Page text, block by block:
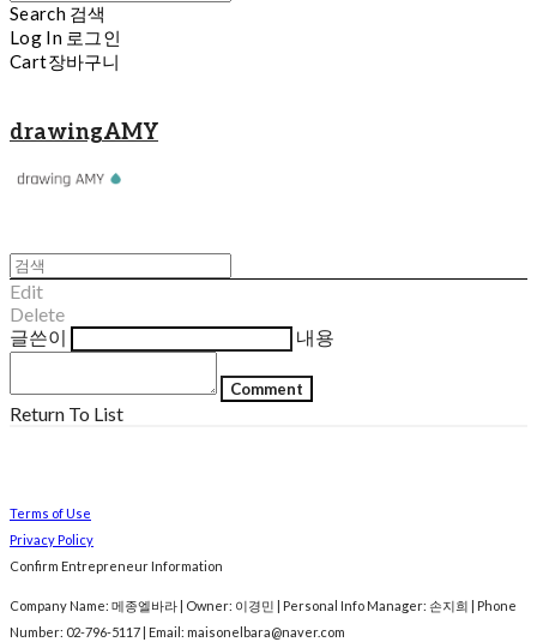
Search 검색
Log In 로그인
Cart장바구니
drawingAMY
Edit
Delete
글쓴이
내용
Comment
Return To List
Terms of Use
Privacy Policy
Confirm Entrepreneur Information
Company Name: 메종엘바라 | Owner: 이경민 | Personal Info Manager: 손지희 | Phone
Number: 02-796-5117 | Email: maisonelbara@naver.com